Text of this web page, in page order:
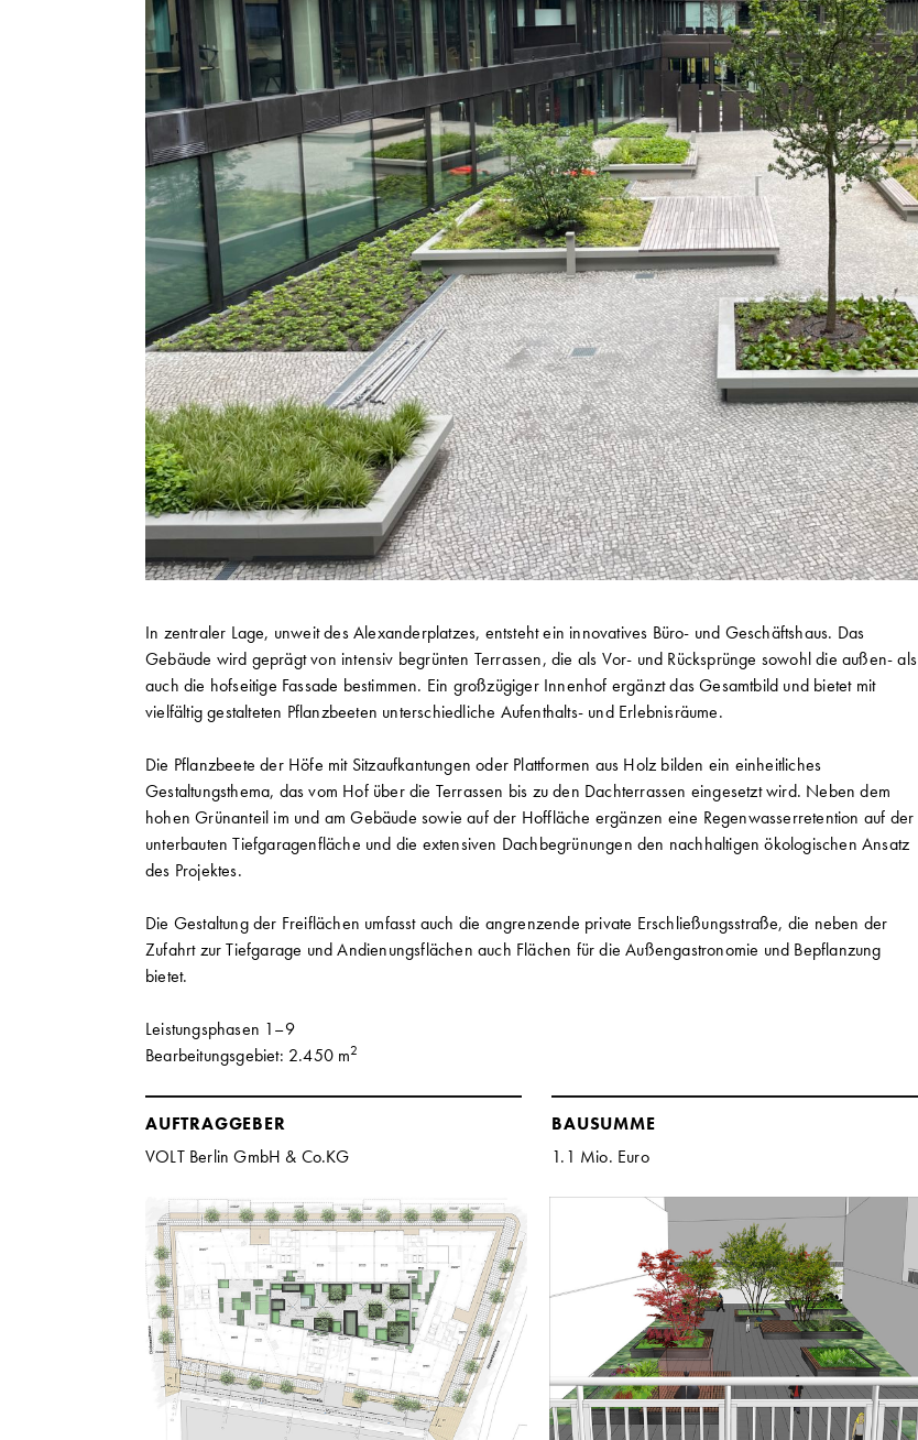
In zentraler Lage, unweit des Alexanderplatzes, entsteht ein innovatives Büro- und Geschäftshaus. Das
Gebäude wird geprägt von intensiv begrünten Terrassen, die als Vor- und Rücksprünge sowohl die außen- als
auch die hofseitige Fassade bestimmen. Ein großzügiger Innenhof ergänzt das Gesamtbild und bietet mit
vielfältig gestalteten Pflanzbeeten unterschiedliche Aufenthalts- und Erlebnisräume.
Die Pflanzbeete der Höfe mit Sitzaufkantungen oder Plattformen aus Holz bilden ein einheitliches
Gestaltungsthema, das vom Hof über die Terrassen bis zu den Dachterrassen eingesetzt wird. Neben dem
hohen Grünanteil im und am Gebäude sowie auf der Hoffläche ergänzen eine Regenwasserretention auf der
unterbauten Tiefgaragenfläche und die extensiven Dachbegrünungen den nachhaltigen ökologischen Ansatz
des Projektes.
Die Gestaltung der Freiflächen umfasst auch die angrenzende private Erschließungsstraße, die neben der
Zufahrt zur Tiefgarage und Andienungsflächen auch Flächen für die Außengastronomie und Bepflanzung
bietet.
Leistungsphasen 1–9
Bearbeitungsgebiet: 2.450 m2
AUFTRAGGEBER
VOLT Berlin GmbH & Co.KG
BAUSUMME
1.1 Mio. Euro